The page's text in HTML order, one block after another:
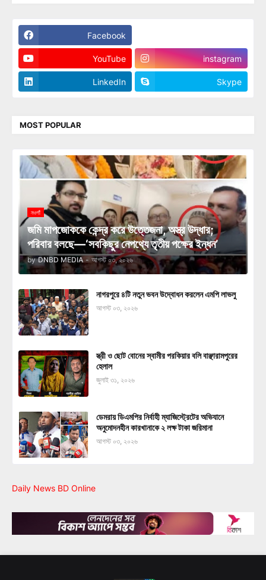
Facebook
YouTube instagram
LinkedIn Skype
MOST POPULAR
নওগাঁ
জমি মাপজোককে কেন্দ্র করে উত্তেজনা, অস্ত্র উদ্ধার;
পরিবার বলছে—‘সবকিছুর নেপথ্যে তৃতীয় পক্ষের ইন্ধন’
by DNBD MEDIA - আগস্ট ০৩, ২০২৬
নাগরপুরে ৪টি নতুন ভবন উদ্বোধন করলেন এমপি লাভলু
আগস্ট ০৩, ২০২৬
স্ত্রী ও ছোট বোনের স্বামীর পরকিয়ার বলি বাঞ্ছারামপুরের
হেলাল
জুলাই ৩১, ২০২৬
ডেমরায় ডিএমপির নির্বাহী ম্যাজিস্ট্রেটের অভিযানে
অনুমোদনহীন কারখানাকে ২ লক্ষ টাকা জরিমানা
আগস্ট ০৩, ২০২৬
Daily News BD Online